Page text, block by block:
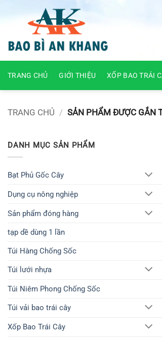
TRANG CHỦ GIỚI THIỆU XỐP BAO TRÁI
TRANG CHỦ / SẢN PHẨM ĐƯỢC GẮN
DANH MỤC SẢN PHẨM
Bạt Phủ Gốc Cây
Dụng cụ nông nghiệp
Sản phẩm đóng hàng
tạp dề dùng 1 lần
Túi Hàng Chống Sốc
Túi lưới nhựa
Túi Niêm Phong Chống Sốc
Túi vải bao trái cây
Xốp Bao Trái Cây